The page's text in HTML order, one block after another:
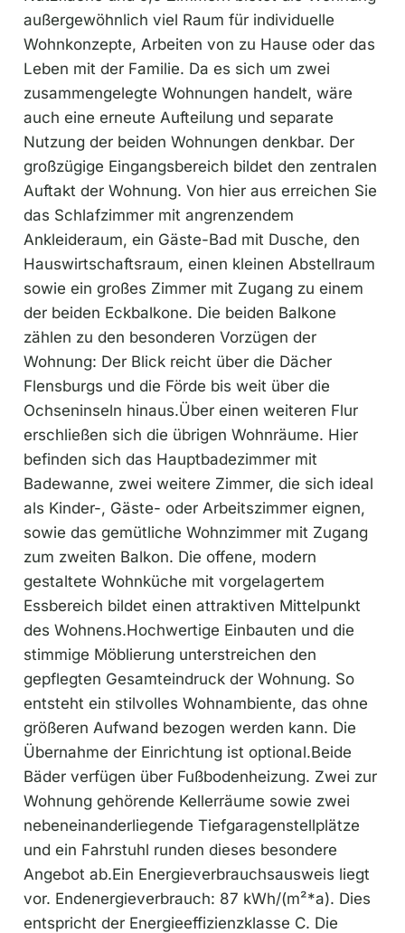
außergewöhnlich viel Raum für individuelle
Wohnkonzepte, Arbeiten von zu Hause oder das
Leben mit der Familie. Da es sich um zwei
zusammengelegte Wohnungen handelt, wäre
auch eine erneute Aufteilung und separate
Nutzung der beiden Wohnungen denkbar. Der
großzügige Eingangsbereich bildet den zentralen
Auftakt der Wohnung. Von hier aus erreichen Sie
das Schlafzimmer mit angrenzendem
Ankleideraum, ein Gäste-Bad mit Dusche, den
Hauswirtschaftsraum, einen kleinen Abstellraum
sowie ein großes Zimmer mit Zugang zu einem
der beiden Eckbalkone. Die beiden Balkone
zählen zu den besonderen Vorzügen der
Wohnung: Der Blick reicht über die Dächer
Flensburgs und die Förde bis weit über die
Ochseninseln hinaus.Über einen weiteren Flur
erschließen sich die übrigen Wohnräume. Hier
befinden sich das Hauptbadezimmer mit
Badewanne, zwei weitere Zimmer, die sich ideal
als Kinder-, Gäste- oder Arbeitszimmer eignen,
sowie das gemütliche Wohnzimmer mit Zugang
zum zweiten Balkon. Die offene, modern
gestaltete Wohnküche mit vorgelagertem
Essbereich bildet einen attraktiven Mittelpunkt
des Wohnens.Hochwertige Einbauten und die
stimmige Möblierung unterstreichen den
gepflegten Gesamteindruck der Wohnung. So
entsteht ein stilvolles Wohnambiente, das ohne
größeren Aufwand bezogen werden kann. Die
Übernahme der Einrichtung ist optional.Beide
Bäder verfügen über Fußbodenheizung. Zwei zur
Wohnung gehörende Kellerräume sowie zwei
nebeneinanderliegende Tiefgaragenstellplätze
und ein Fahrstuhl runden dieses besondere
Angebot ab.Ein Energieverbrauchsausweis liegt
vor. Endenergieverbrauch: 87 kWh/(m²*a). Dies
entspricht der Energieeffizienzklasse C. Die